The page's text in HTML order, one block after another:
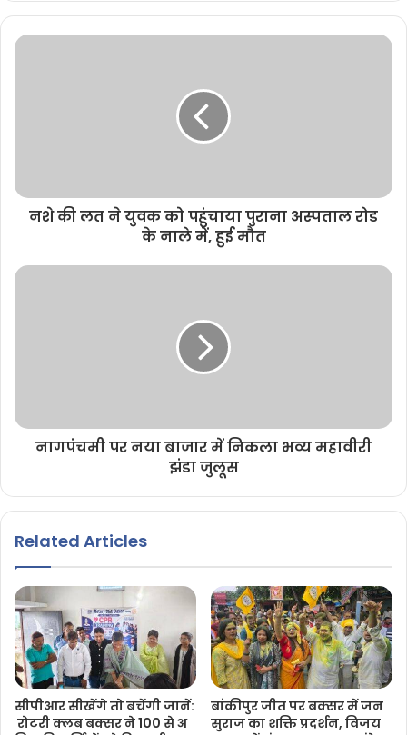
b
s
e
नशे की लत ने युवक को पहुंचाया पुराना अस्पताल रोड
के नाले में, हुई मौत
नागपंचमी पर नया बाजार में निकला भव्य महावीरी
झंडा जुलूस
Related Articles
सीपीआर सीखेंगे तो बचेंगी जानें:
रोटरी क्लब बक्सर ने 100 से अ
बांकीपुर जीत पर बक्सर में जन
सुराज का शक्ति प्रदर्शन, विजय